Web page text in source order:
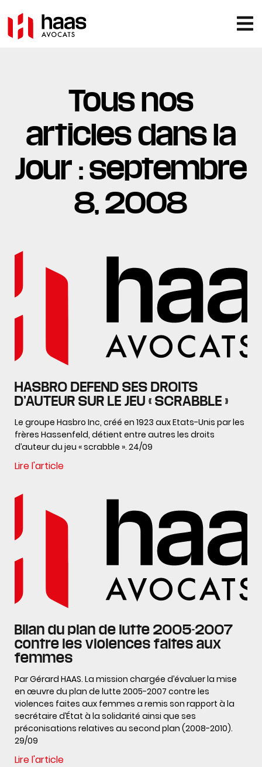
Tous nos
articles dans la
Jour : septembre
8, 2008
HASBRO DEFEND SES DROITS
D’AUTEUR SUR LE JEU « SCRABBLE »
Le groupe Hasbro Inc, créé en 1923 aux Etats-Unis par les
frères Hassenfeld, détient entre autres les droits
d’auteur du jeu « scrabble ». 24/09
Lire l'article
Bilan du plan de lutte 2005-2007
contre les violences faites aux
femmes
Par Gérard HAAS. La mission chargée d’évaluer la mise
en œuvre du plan de lutte 2005-2007 contre les
violences faites aux femmes a remis son rapport à la
secrétaire d’État à la solidarité ainsi que ses
préconisations relatives au second plan (2008-2010).
29/09
Lire l'article